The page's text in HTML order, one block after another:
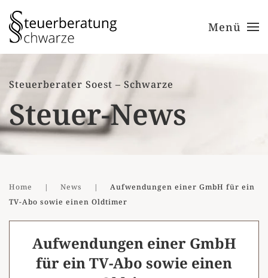
Zum Hauptinhalt springen Menü
Steuerberater Soest – Schwarze
Steuer-News
Home News
Aufwendungen einer GmbH für ein
TV-Abo sowie einen Oldtimer
Aufwendungen einer GmbH
für ein TV-Abo sowie einen